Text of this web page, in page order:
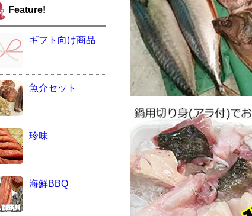
Feature!
ギフト向け商品
魚介セット
珍味
海鮮BBQ